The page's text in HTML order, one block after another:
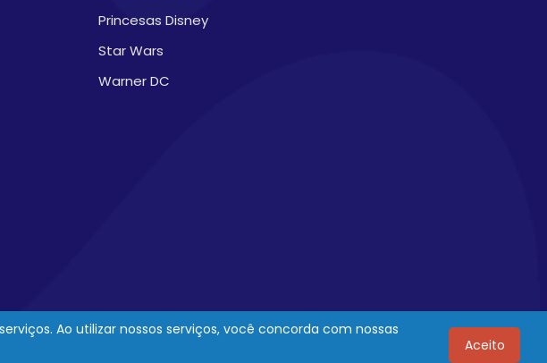
Princesas Disney
Star Wars
Warner DC
Ao utilizar nossos serviços, você concorda com nossas
Aceito